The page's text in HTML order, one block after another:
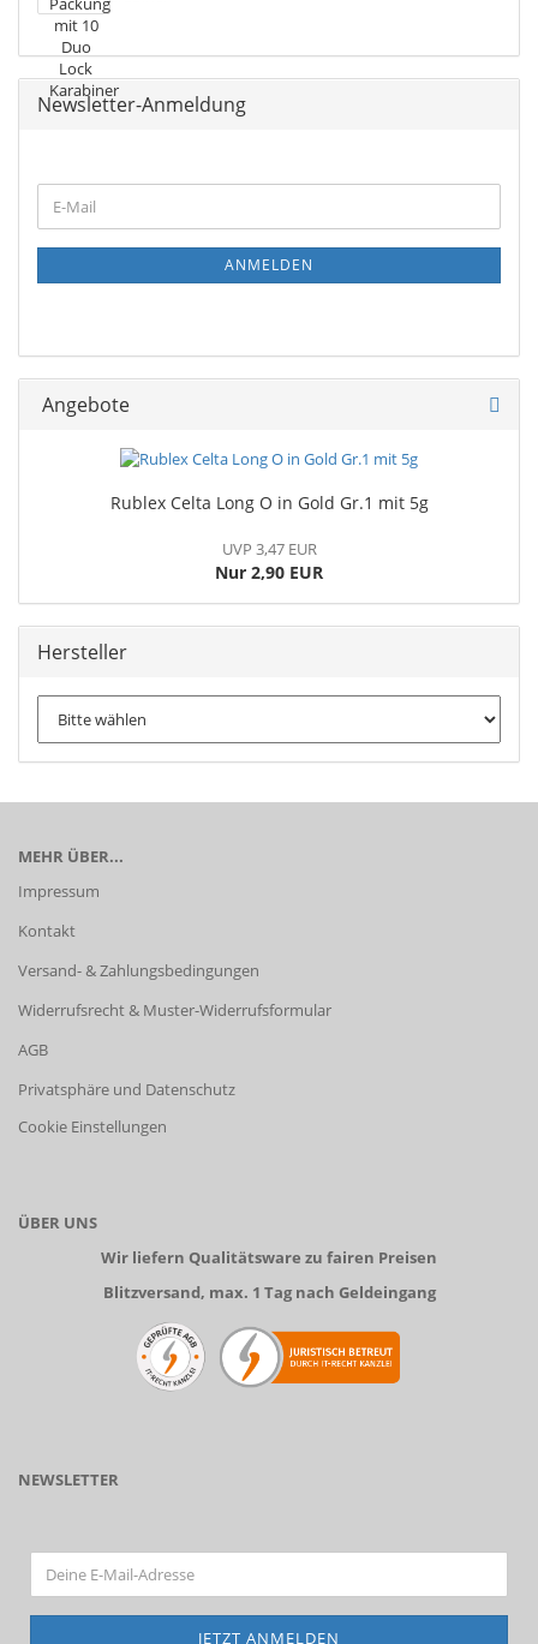
Newsletter-Anmeldung
ANMELDEN
Angebote
Rublex Celta Long O in Gold Gr.1 mit 5g
UVP 3,47 EUR
Nur 2,90 EUR
Hersteller
MEHR ÜBER...
Impressum
Kontakt
Versand- & Zahlungsbedingungen
Widerrufsrecht & Muster-Widerrufsformular
AGB
Privatsphäre und Datenschutz
Cookie Einstellungen
ÜBER UNS
Wir liefern Qualitätsware zu fairen Preisen
Blitzversand, max. 1 Tag nach Geldeingang
NEWSLETTER